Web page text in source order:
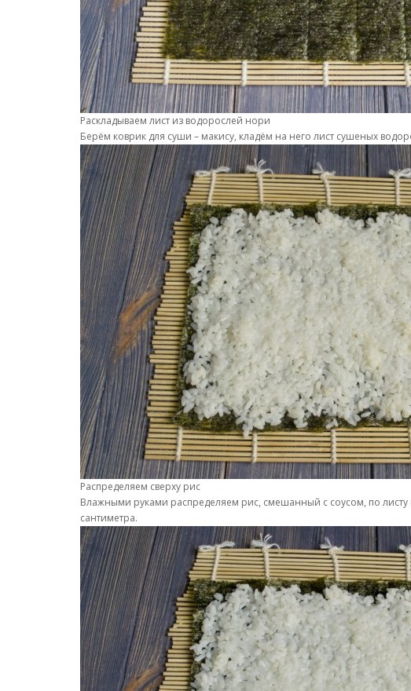
Раскладываем лист из водорослей нори
Берём коврик для суши – макису, кладём на него лист сушеных
Распределяем сверху рис
Влажными руками распределяем рис, смешанный с соусом, по
сантиметра.